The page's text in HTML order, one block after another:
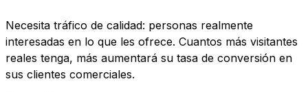
Necesita tráfico de calidad: personas realmente
interesadas en lo que les ofrece. Cuantos más visitantes
reales tenga, más aumentará su tasa de conversión en
sus clientes comerciales.